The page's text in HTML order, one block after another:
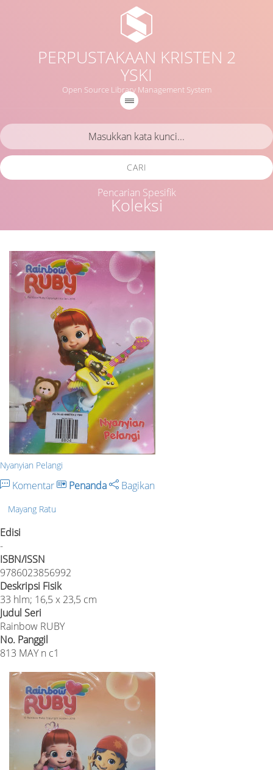
PERPUSTAKAAN KRISTEN 2
YSKI
Open Source Library Management System
Koleksi
CARI
Pencarian Spesifik
Nyanyian Pelangi
Komentar Penanda Bagikan
Mayang Ratu
Edisi
-
ISBN/ISSN
9786023856992
Deskripsi Fisik
33 hlm; 16,5 x 23,5 cm
Judul Seri
Rainbow RUBY
No. Panggil
813 MAY n c1